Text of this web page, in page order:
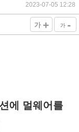
2023-07-05 12:28
가 + 가 -
에 멀웨어를